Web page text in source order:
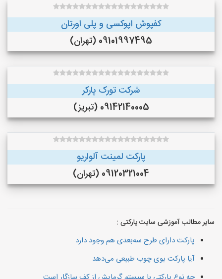
کفپوش اپوکسی و پلی اورتان
09101997495 (تهران)
شرکت تورک پارکر
09142140005 (تبریز)
پارکت لمینت آلواریو
09120321004 (تهران)
سایر مطالب آموزشی سایت پارکتی :
پارکت دارای طرح سه‌بعدی هم وجود دارد
آیا پارکت بوی چوب طبیعی می‌دهد